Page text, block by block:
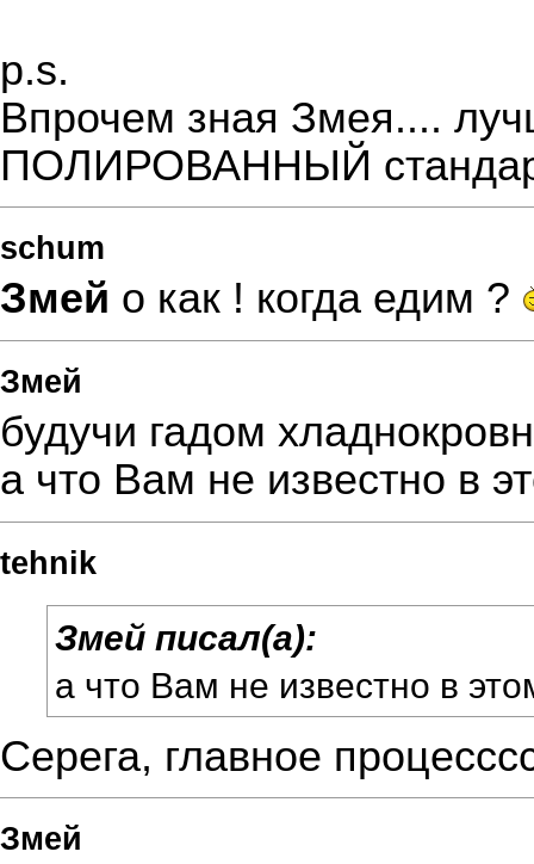
p.s.
Впрочем зная Змея....
ПОЛИРОВАННЫЙ
schum
Змей о как ! когда едим ?
Змей
будучи гадом
а что Вам не известно в
tehnik
Змей писал(а):
а что Вам не известно в
Серега, главное
Змей